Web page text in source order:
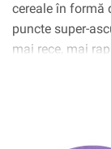
cereale în formă
puncte super-
mai rece, mai
alimenta prin